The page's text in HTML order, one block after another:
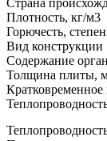
Страна
Плотность, кг/м3
Горючесть,
Вид конструкции
Содержание
Толщина плиты,